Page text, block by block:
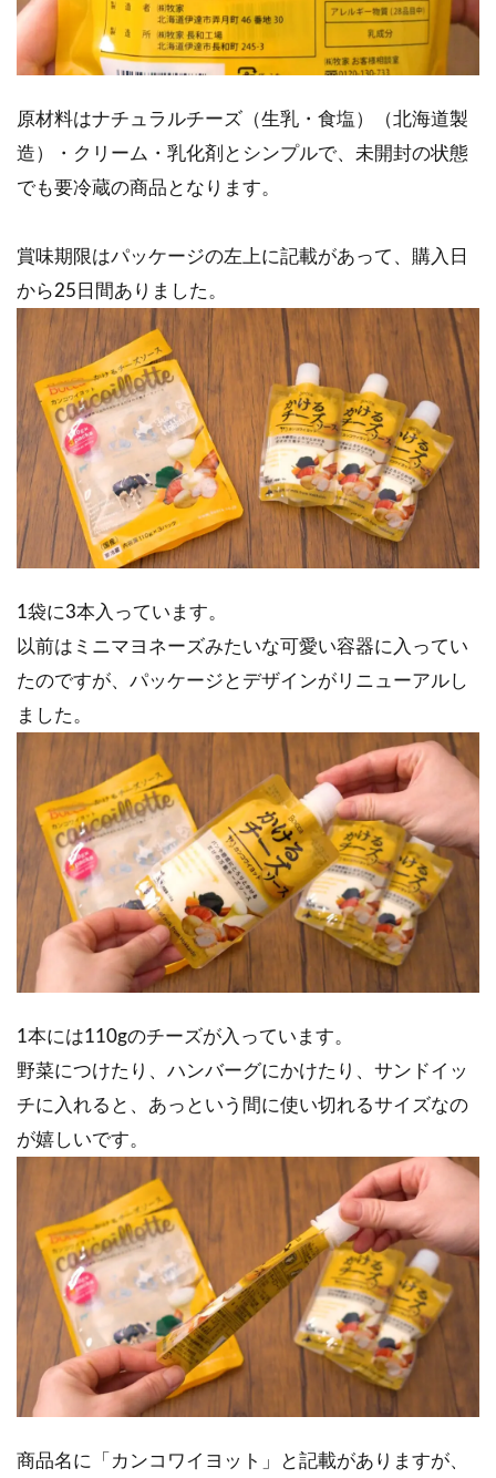
原材料はナチュラルチーズ（生乳・食塩）（北海道製
造）・クリーム・乳化剤とシンプルで、未開封の状態
でも要冷蔵の商品となります。
賞味期限はパッケージの左上に記載があって、購入日
から25日間ありました。
1袋に3本入っています。
以前はミニマヨネーズみたいな可愛い容器に入ってい
たのですが、パッケージとデザインがリニューアルし
ました。
1本には110gのチーズが入っています。
野菜につけたり、ハンバーグにかけたり、サンドイッ
チに入れると、あっという間に使い切れるサイズなの
が嬉しいです。
商品名に「カンコワイヨット」と記載がありますが、